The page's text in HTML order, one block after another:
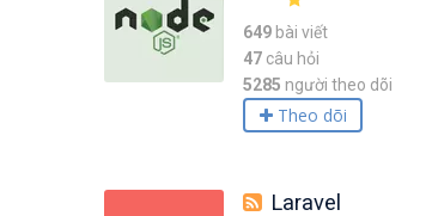
649 bài viết
47 câu hỏi
5285 người theo dõi
Theo dõi
Laravel